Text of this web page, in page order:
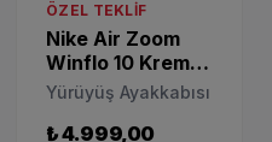
ÖZEL TEKLIF
Nike Air Zoom
Winflo 10 Krem
Yürüyüş
19759387676814
Yürüyüş Ayakkabısı
₺ 4.999,00